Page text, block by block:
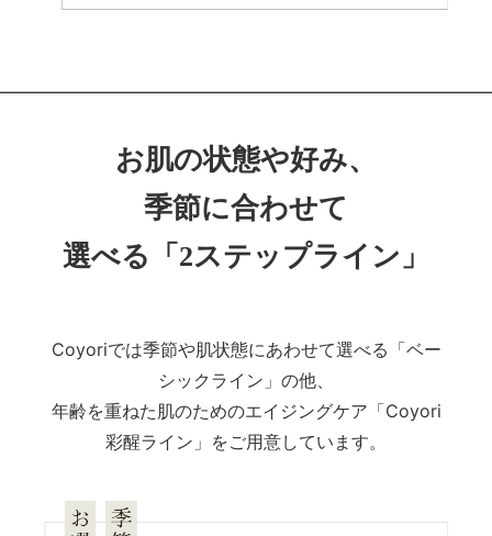
お肌の状態や好み、
季節に合わせて
選べる「2ステップライン」
Coyoriでは季節や肌状態にあわせて選べる「ベー
シックライン」の他、
年齢を重ねた肌のためのエイジングケア「Coyori
彩醒ライン」をご用意しています。